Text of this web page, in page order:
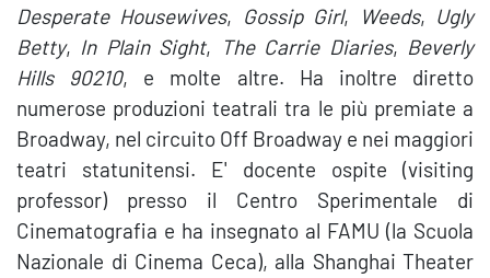
Desperate Housewives, Gossip Girl, Weeds, Ugly
Betty, In Plain Sight, The Carrie Diaries, Beverly
Hills 90210, e molte altre. Ha inoltre diretto
numerose produzioni teatrali tra le più premiate a
Broadway, nel circuito Off Broadway e nei maggiori
teatri statunitensi. E' docente ospite (visiting
professor) presso il Centro Sperimentale di
Cinematografia e ha insegnato al FAMU (la Scuola
Nazionale di Cinema Ceca), alla Shanghai Theater